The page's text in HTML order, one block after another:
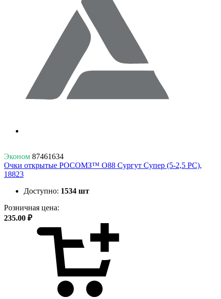
Эконом 87461634
Очки открытые РОСОМЗ™ О88 Сургут Супер (5-2,5 РС),
18823
Доступно: 1534 шт
Розничная цена:
235.00 ₽